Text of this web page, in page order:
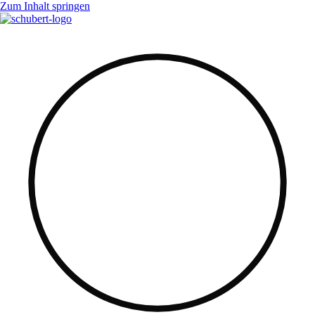
Zum Inhalt springen